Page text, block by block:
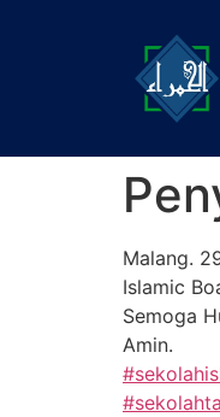
Malang.
Islamic
Semoga
Amin.